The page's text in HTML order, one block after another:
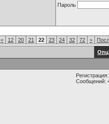
Пароль
< 12 20 21 22 23 24 32 72 >
Сообщений: